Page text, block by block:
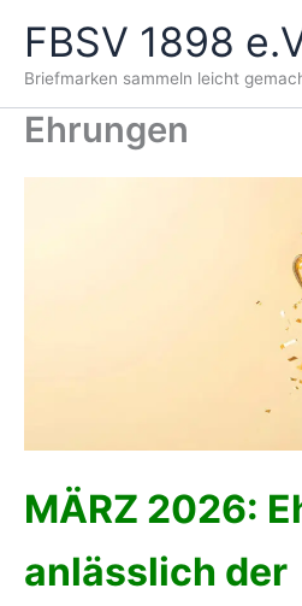
Inhalt
springen
FBSV 1898
Briefmarken sammeln leicht
Ehrungen
MÄRZ 2026:
anlässlich der